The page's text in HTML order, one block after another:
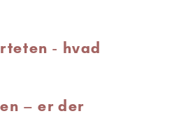
- hvad
– er der